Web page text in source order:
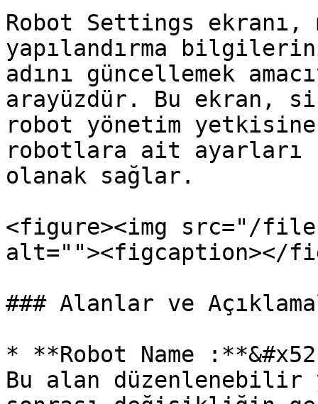
Robot Settings ekranı,
yapılandırma
adını güncellemek
arayüzdür. Bu ekran,
robot yönetim
robotlara ait ayarları
olanak sağlar.
<figure><img src="/
alt=""><figcaption></
### Alanlar ve
* **Robot Name
Bu alan düzenlenebilir